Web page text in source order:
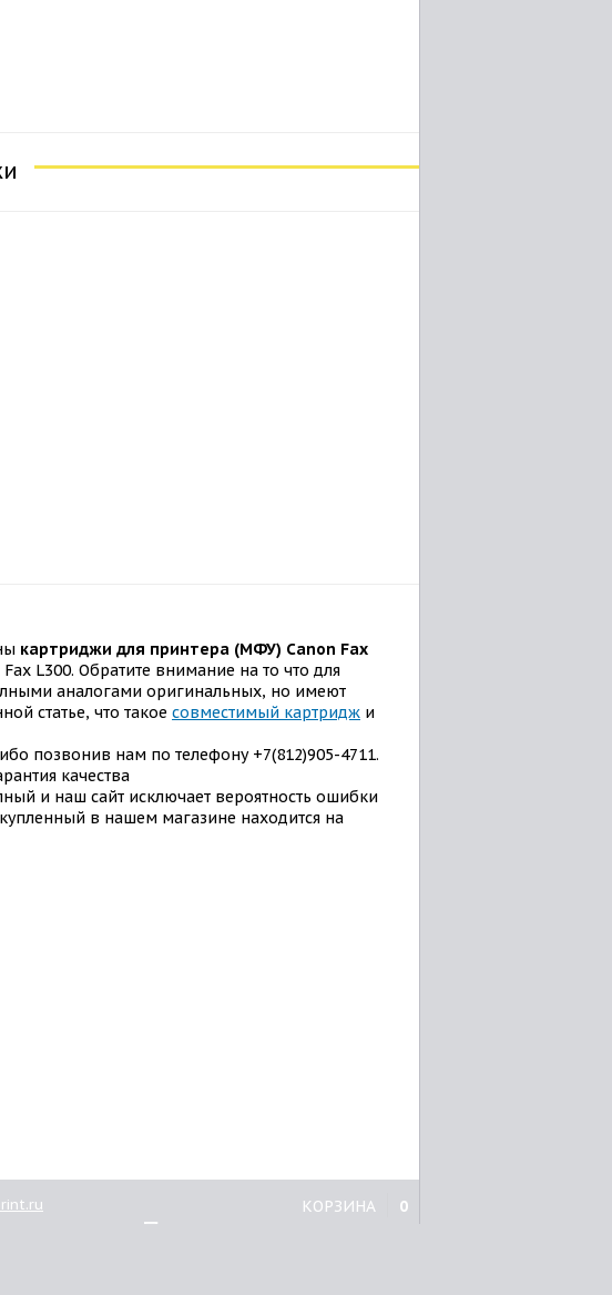
картриджи для принтера (МФУ) Canon Fax
L300. Обратите внимание на то что для
аналогами оригинальных, но имеют
статье, что такое совместимый картридж и
позвонив нам по телефону +7(812)905-4711.
качества
и наш сайт исключает вероятность ошибки
в нашем магазине находится на
Принтеры
КОРЗИНА 0